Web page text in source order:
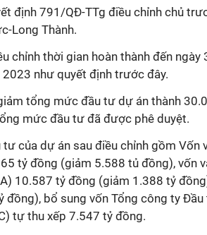
định 791/QĐ-TTg điều chỉnh chủ
Long Thành.
chỉnh thời gian hoàn thành đến
như quyết định trước đây.
tổng mức đầu tư dự án thành
mức đầu tư đã được phê duyệt.
tư của dự án sau điều chỉnh gồm Vốn
tỷ đồng (giảm 5.588 tủ đồng), vốn
10.587 tỷ đồng (giảm 1.388 tỷ
đồng), bổ sung vốn Tổng công ty
tự thu xếp 7.547 tỷ đồng.